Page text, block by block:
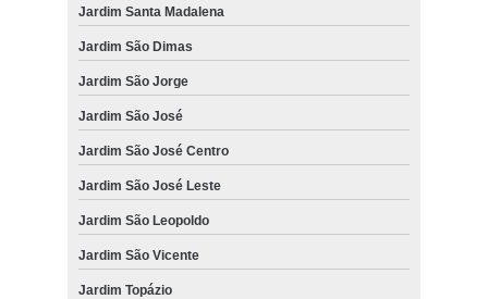
Jardim Santa Madalena
Jardim São Dimas
Jardim São Jorge
Jardim São José
Jardim São José Centro
Jardim São José Leste
Jardim São Leopoldo
Jardim São Vicente
Jardim Topázio